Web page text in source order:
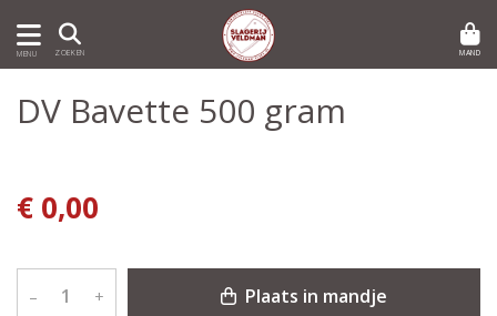
MENU ZOEKEN MAND
DV Bavette 500 gram
€ 0,00
– + Plaats in mandje